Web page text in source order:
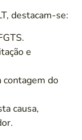
destacam-se:
e
contagem do
causa,